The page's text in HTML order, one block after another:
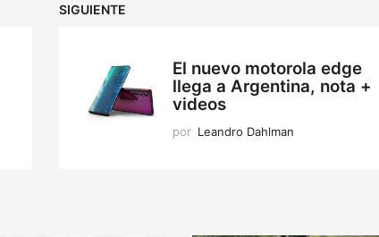
SIGUIENTE
El nuevo motorola edge
llega a Argentina, nota +
videos
por Leandro Dahlman